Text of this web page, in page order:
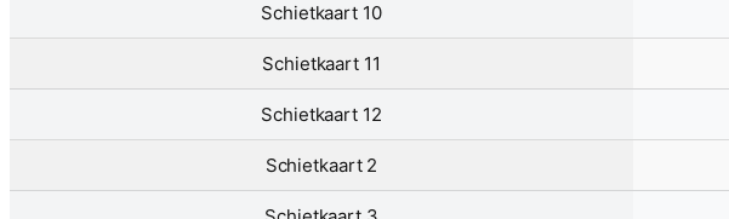
Schietkaart 10
Schietkaart 11
Schietkaart 12
Schietkaart 2